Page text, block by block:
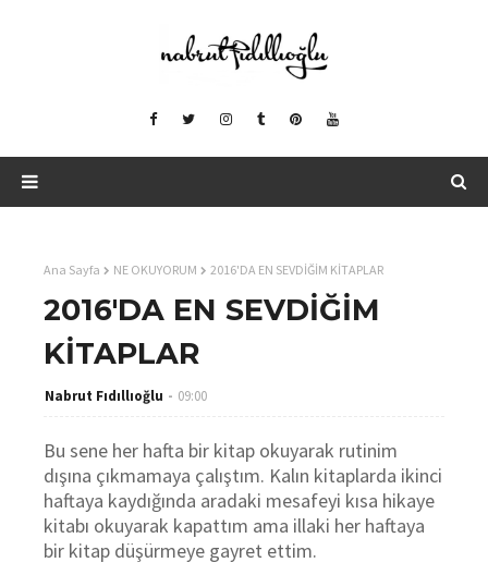
Ana Sayfa NE OKUYORUM 2016'DA EN SEVDİĞİM KİTAPLAR
2016'DA EN SEVDİĞİM
KİTAPLAR
Nabrut Fıdıllıoğlu 09:00
Bu sene her hafta bir kitap okuyarak rutinim
dışına çıkmamaya çalıştım. Kalın kitaplarda ikinci
haftaya kaydığında aradaki mesafeyi kısa hikaye
kitabı okuyarak kapattım ama illaki her haftaya
bir kitap düşürmeye gayret ettim.